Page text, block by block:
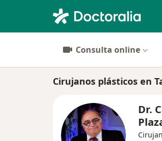
Consulta online
Cirujanos plásticos en
Dr.